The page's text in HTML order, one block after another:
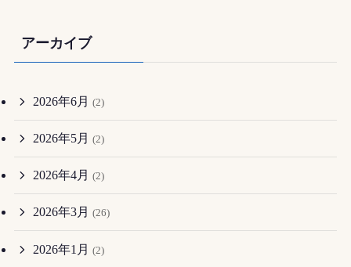
アーカイブ
2026年6月 (2)
2026年5月 (2)
2026年4月 (2)
2026年3月 (26)
2026年1月 (2)